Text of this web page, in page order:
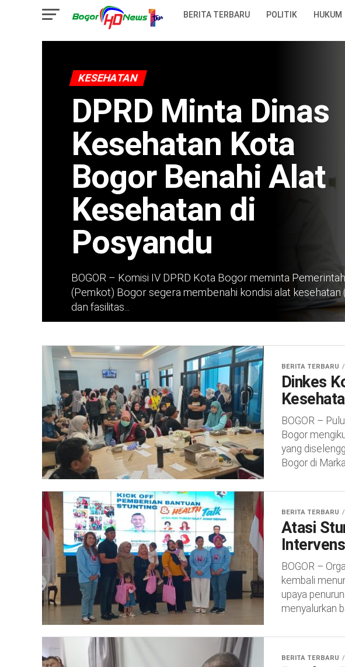
BERITA TERBARU POLITIK HUKUM
KESEHATAN
DPRD Minta Dinas
Kesehatan Kota
Bogor Benahi Alat
Kesehatan di
Posyandu
BOGOR – Komisi IV DPRD Kota Bogor meminta
(Pemkot) Bogor segera membenahi kondisi alat kesehatan
dan fasilitas...
BERITA TERBARU
Dinkes
BOGOR –
Bogor
yang
Bogor di
BERITA TERBARU
Atasi
BOGOR –
kembali
upaya
menyalurkan
BERITA TERBARU